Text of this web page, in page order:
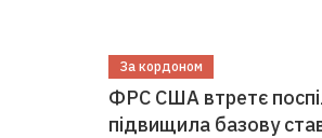
За кордоном
ФРС США втретє
підвищила базову